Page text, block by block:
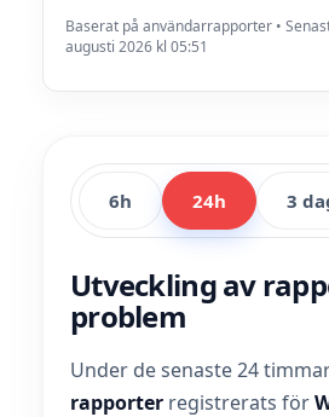
Baserat på användarrapporter •
augusti 2026 kl 05:51
6h 24h 3
Utveckling av
problem
Under de senaste 24
rapporter registrerats för